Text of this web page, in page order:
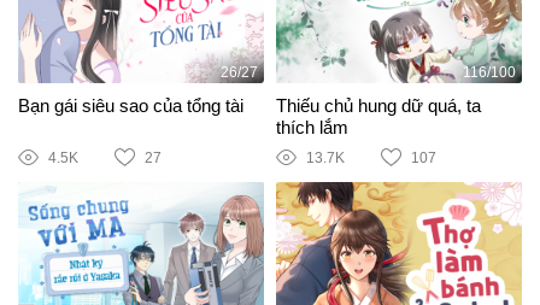
26/27
Bạn gái siêu sao của tổng tài
4.5K 27
116/100
Thiếu chủ hung dữ quá, ta
thích lắm
13.7K 107